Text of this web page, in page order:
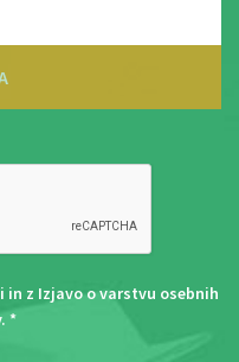
in z Izjavo o varstvu osebnih
. *